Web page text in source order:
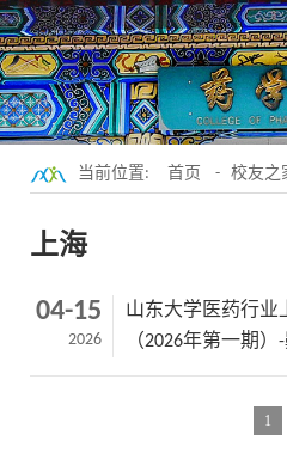
当前位置: 首页 - 校友之
上海
04-15
2026
山东大学医药行业
（2026年第一期）
1